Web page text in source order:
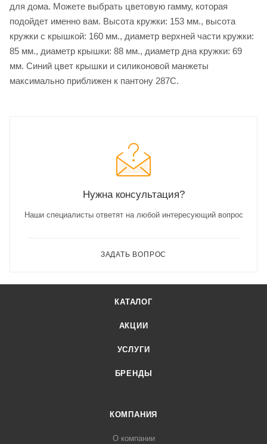
для дома. Можете выбрать цветовую гамму, которая
подойдет именно вам. Высота кружки: 153 мм., высота
кружки с крышкой: 160 мм., диаметр верхней части кружки:
85 мм., диаметр крышки: 88 мм., диаметр дна кружки: 69
мм. Синий цвет крышки и силиконовой манжеты
максимально приближен к пантону 287С.
Нужна консультация?
Наши специалисты ответят на любой интересующий вопрос
ЗАДАТЬ ВОПРОС
КАТАЛОГ
АКЦИИ
УСЛУГИ
БРЕНДЫ
КОМПАНИЯ
О компании